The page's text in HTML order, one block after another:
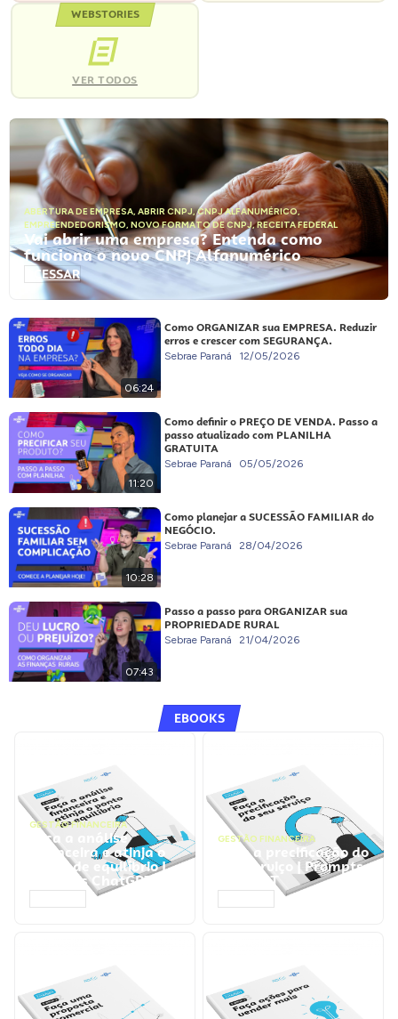
WEBSTORIES
VER TODOS
ABERTURA DE EMPRESA, ABRIR CNPJ,CNPJ ALFANUMÉRICO,
EMPREENDEDORISMO, NOVO FORMATO DE CNPJ,RECEITA FEDERAL
Vai abrir uma empresa? Entenda como
funciona o novo CNPJ Alfanumérico
ACESSAR
06:24
Como ORGANIZAR sua EMPRESA. Reduzir
erros e crescer com SEGURANÇA.
Sebrae Paraná 12/05/2026
11:20
Como definir o PREÇO DE VENDA. Passo a
passo atualizado com PLANILHA
GRATUITA
Sebrae Paraná 05/05/2026
10:28
Como planejar a SUCESSÃO FAMILIAR do
NEGÓCIO.
Sebrae Paraná 28/04/2026
07:43
Passo a passo para ORGANIZAR sua
PROPRIEDADE RURAL
Sebrae Paraná 21/04/2026
EBOOKS
GESTÃO FINANCEIRA
Faça a análise
financeira e atinja o
ponto de equilíbrio |
Prompts ChatGPT
GESTÃO FINANCEIRA
Faça a precificação do
seu serviço | Prompts
ChatGPT